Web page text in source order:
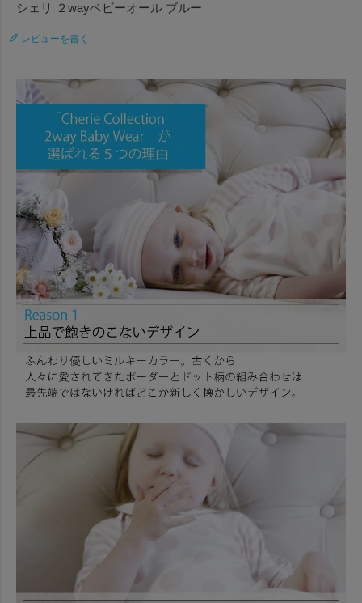
シェリ ２wayベビーオール ブルー
レビューを書く